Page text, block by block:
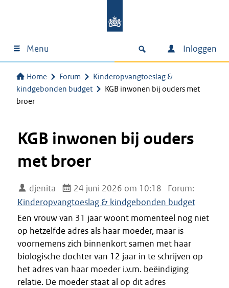
Menu Inloggen
Home Forum
Kinderopvangtoeslag &
kindgebonden budget
KGB inwonen bij ouders met
broer
KGB inwonen bij ouders
met broer
djenita 24 juni 2026 om 10:18
Forum:
Kinderopvangtoeslag & kindgebonden budget
Een vrouw van 31 jaar woont momenteel nog niet
op hetzelfde adres als haar moeder, maar is
voornemens zich binnenkort samen met haar
biologische dochter van 12 jaar in te schrijven op
het adres van haar moeder i.v.m. beëindiging
relatie. De moeder staat al op dit adres